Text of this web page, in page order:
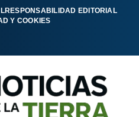
RESPONSABILIDAD EDITORIAL
Y COOKIES